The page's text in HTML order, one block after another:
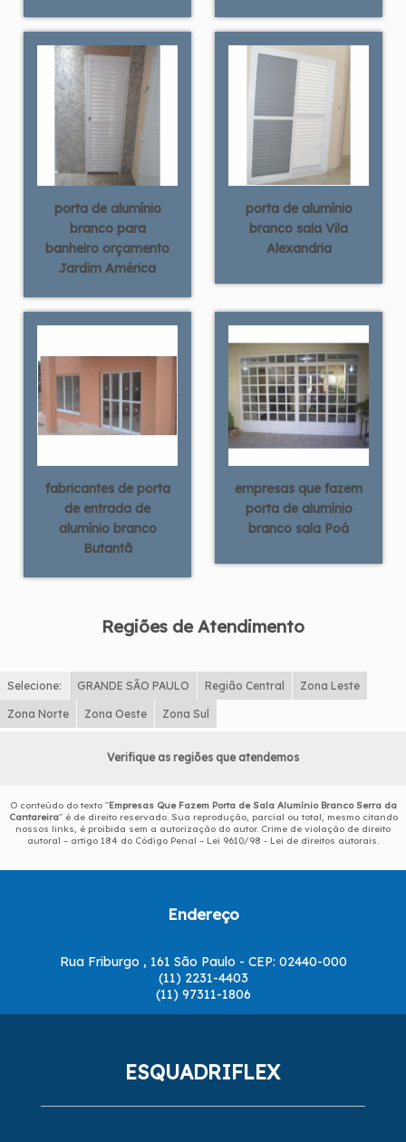
porta de alumínio
branco para
banheiro orçamento
Jardim América
porta de alumínio
branco sala Vila
Alexandria
fabricantes de porta
de entrada de
alumínio branco
Butantã
empresas que fazem
porta de alumínio
branco sala Poá
Regiões de Atendimento
Selecione: GRANDE SÃO PAULO Região Central Zona Leste
Zona Norte Zona Oeste Zona Sul
Verifique as regiões que atendemos
O conteúdo do texto "Empresas Que Fazem Porta de Sala Alumínio Branco Serra da
Cantareira" é de direito reservado. Sua reprodução, parcial ou total, mesmo citando
nossos links, é proibida sem a autorização do autor. Crime de violação de direito
autoral – artigo 184 do Código Penal – Lei 9610/98 - Lei de direitos autorais
Endereço
Rua Friburgo , 161 São Paulo - CEP: 02440-000
(11) 2231-4403
(11) 97311-1806
ESQUADRIFLEX